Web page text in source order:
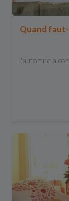
Quand
L'automne a